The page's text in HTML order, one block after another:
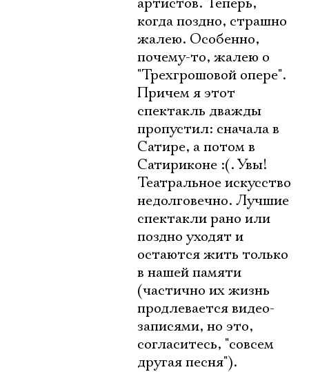
когда поздно, страшно
жалею. Особенно,
почему-то, жалею о
"Трехгрошовой опере".
Причем я этот
спектакль дважды
пропустил: сначала в
Сатире, а потом в
Сатириконе :(. Увы!
Театральное искусство
недолговечно. Лучшие
спектакли рано или
поздно уходят и
остаются жить только
в нашей памяти
(частично их жизнь
продлевается видео-
записями, но это,
согласитесь, "совсем
другая песня").